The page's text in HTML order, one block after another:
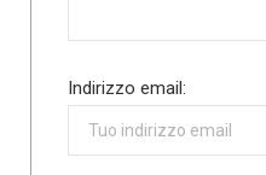
Indirizzo email: